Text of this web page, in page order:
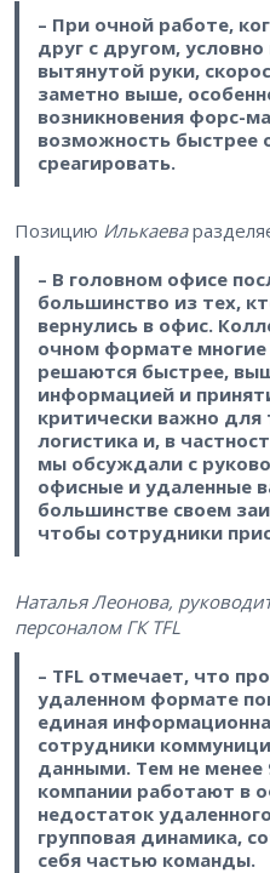
– При очной работе,
друг с другом,
вытянутой руки,
заметно выше,
возникновения форс-
возможность быстрее
среагировать.
Позицию Илькаева
– В головном офисе
большинство из тех,
вернулись в офис.
очном формате
решаются быстрее,
информацией и
критически важно для
логистика и, в
мы обсуждали с
офисные и удаленные
большинстве своем
чтобы сотрудники
Наталья Леонова,
персоналом ГК TFL
– TFL отмечает, что
удаленном формате
единая
сотрудники
данными. Тем не менее
компании работают в
недостаток
групповая динамика,
себя частью команды.